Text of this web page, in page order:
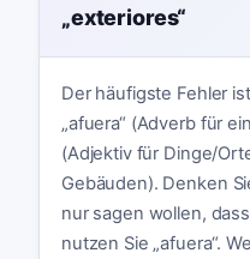
„exteriores“
Der häufigste Fehler
„afuera“ (Adverb für
(Adjektiv für Dinge/
Gebäuden). Denken
nur sagen wollen,
nutzen Sie „afuera“.